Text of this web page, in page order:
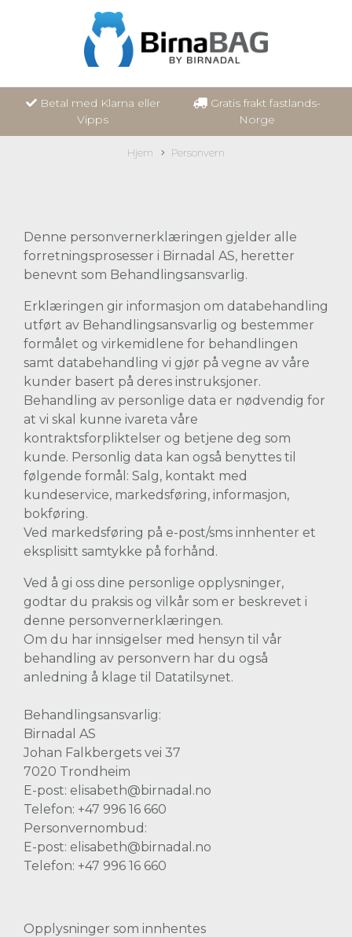
Betal med Klarna eller
Vipps
Gratis frakt fastlands-
Norge
Hjem Personvern
Denne personvernerklæringen gjelder alle
forretningsprosesser i Birnadal AS, heretter
benevnt som Behandlingsansvarlig.
Erklæringen gir informasjon om databehandling
utført av Behandlingsansvarlig og bestemmer
formålet og virkemidlene for behandlingen
samt databehandling vi gjør på vegne av våre
kunder basert på deres instruksjoner.
Behandling av personlige data er nødvendig for
at vi skal kunne ivareta våre
kontraktsforpliktelser og betjene deg som
kunde. Personlig data kan også benyttes til
følgende formål: Salg, kontakt med
kundeservice, markedsføring, informasjon,
bokføring.
Ved markedsføring på e-post/sms innhenter et
eksplisitt samtykke på forhånd.
Ved å gi oss dine personlige opplysninger,
godtar du praksis og vilkår som er beskrevet i
denne personvernerklæringen.
Om du har innsigelser med hensyn til vår
behandling av personvern har du også
anledning å klage til Datatilsynet.
Behandlingsansvarlig:
Birnadal AS
Johan Falkbergets vei 37
7020 Trondheim
E-post: elisabeth@birnadal.no
Telefon: +47 996 16 660
Personvernombud:
E-post: elisabeth@birnadal.no
Telefon: +47 996 16 660
Opplysninger som innhentes